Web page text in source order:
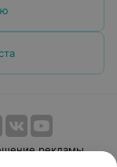
с
Т.К,
рекламы